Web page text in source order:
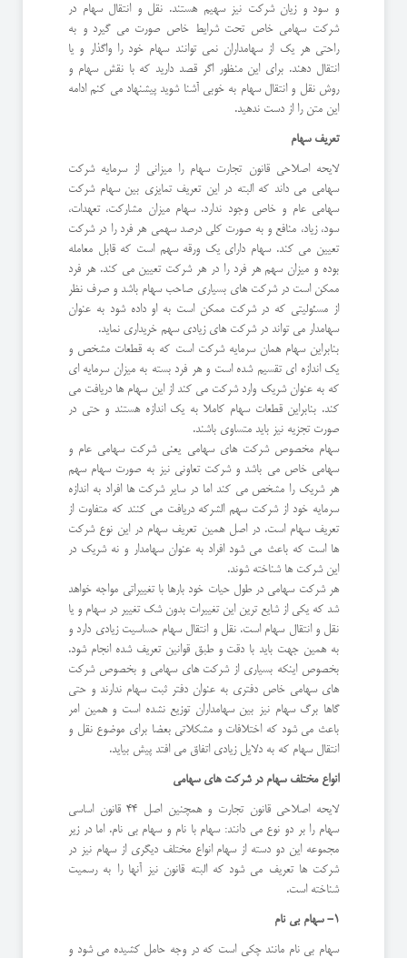
و سود و زیان شرکت نیز سهیم هستند. نقل و انتقال سهام در
شرکت سهامی خاص تحت شرایط خاص صورت می گیرد و به
راحتی هر یک از سهامداران نمی توانند سهام خود را واگذار و یا
انتقال دهند. برای این منظور اگر قصد دارید که با نقش سهام و
روش نقل و انتقال سهام به خوبی آشنا شوید پیشنهاد می کنم ادامه
این متن را از دست ندهید.
تعریف سهام
لایحه اصلاحی قانون تجارت سهام را میزانی از سرمایه شرکت
سهامی می داند که البته در این تعریف تمایزی بین سهام شرکت
سهامی عام و خاص وجود ندارد. سهام میزان مشارکت، تعهدات،
سود، زیاد، منافع و به صورت کلی درصد سهمی هر فرد را در شرکت
تعیین می کند. سهام دارای یک ورقه سهم است که قابل معامله
بوده و میزان سهم هر فرد را در هر شرکت تعیین می کند. هر فرد
ممکن است در شرکت های بسیاری صاحب سهام باشد و صرف نظر
از مسئولیتی که در شرکت ممکن است به او داده شود به عنوان
سهامدار می تواند در شرکت های زیادی سهم خریداری نماید.
بنابراین سهام همان سرمایه شرکت است که به قطعات مشخص و
یک اندازه ای تقسیم شده است و هر فرد بسته به میزان سرمایه ای
که به عنوان شریک وارد شرکت می کند از این سهام ها دریافت می
کند. بنابراین قطعات سهام کاملا به یک اندازه هستند و حتی در
صورت تجزیه نیز باید متساوی باشند.
سهام مخصوص شرکت های سهامی یعنی شرکت سهامی عام و
سهامی خاص می باشد و شرکت تعاونی نیز به صورت سهام سهم
هر شریک را مشخص می کند اما در سایر شرکت ها افراد به اندازه
سرمایه خود از شرکت سهم الشرکه دریافت می کنند که متفاوت از
تعریف سهام است. در اصل همین تعریف سهام در این نوع شرکت
ها است که باعث می شود افراد به عنوان سهامدار و نه شریک در
این شرکت ها شناخته شوند.
هر شرکت سهامی در طول حیات خود بارها با تغییراتی مواجه خواهد
شد که یکی از شایع ترین این تغییرات بدون شک تغییر در سهام و یا
نقل و انتقال سهام است. نقل و انتقال سهام حساسیت زیادی دارد و
به همین جهت باید با دقت و طبق قوانین تعریف شده انجام شود.
بخصوص اینکه بسیاری از شرکت های سهامی و بخصوص شرکت
های سهامی خاص دفتری به عنوان دفتر ثبت سهام ندارند و حتی
گاها برگ سهام نیز بین سهامداران توزیع نشده است و همین امر
باعث می شود که اختلافات و مشکلاتی بعضا برای موضوع نقل و
انتقال سهام که به دلایل زیادی اتفاق می افتد پیش بیاید.
انواع مختلف سهام در شرکت های سهامی
لایحه اصلاحی قانون تجارت و همچنین اصل 44 قانون اساسی
سهام را بر دو نوع می دانند: سهام با نام و سهام بی نام. اما در زیر
مجموعه این دو دسته از سهام انواع مختلف دیگری از سهام نیز در
شرکت ها تعریف می شود که البته قانون نیز آنها را به رسمیت
شناخته است.
1- سهام بی نام
سهام بی نام مانند چکی است که در وجه حامل کشیده می شود و